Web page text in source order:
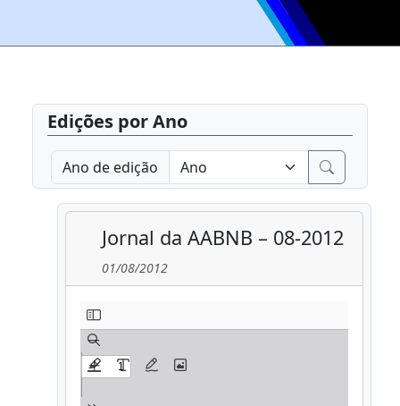
Edições por Ano
Ano de edição
Jornal da AABNB – 08-2012
01/08/2012